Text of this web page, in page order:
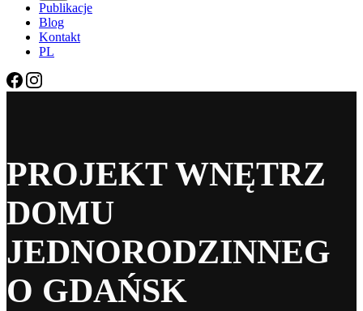
Publikacje
Blog
Kontakt
PL
PROJEKT WNĘTRZ
DOMU
JEDNORODZINNEG
O GDAŃSK